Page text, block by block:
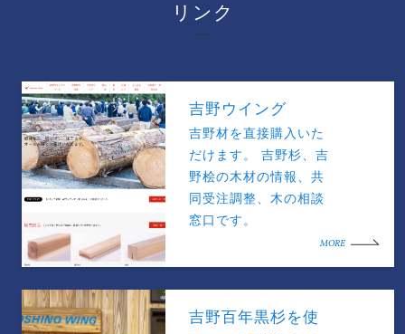
リンク
吉野ウイング
吉野材を直接購入いた
だけます。 吉野杉、吉
野桧の木材の情報、共
同受注調整、木の相談
窓口です。
MORE
吉野百年黒杉を使